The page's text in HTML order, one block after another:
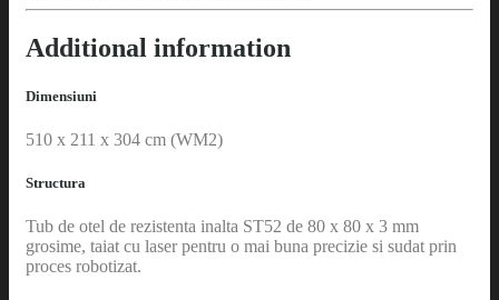
Additional information
Dimensiuni
510 x 211 x 304 cm (WM2)
Structura
Tub de otel de rezistenta inalta ST52 de 80 x 80 x 3 mm
grosime, taiat cu laser pentru o mai buna precizie si sudat prin
proces robotizat.